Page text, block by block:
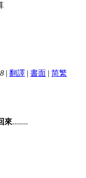
| 翻譯 | 書面 | 简繁
來........